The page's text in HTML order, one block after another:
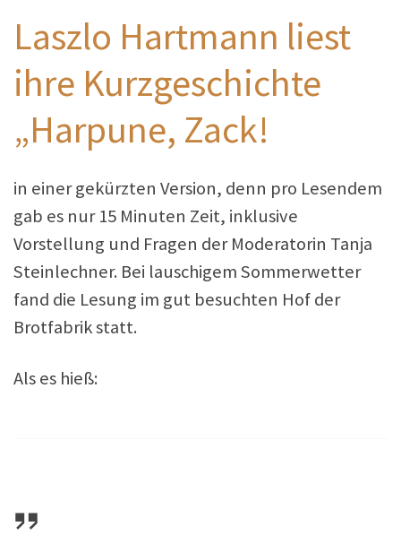
Laszlo Hartmann liest
ihre Kurzgeschichte
„Harpune, Zack!
in einer gekürzten Version, denn pro Lesendem
gab es nur 15 Minuten Zeit, inklusive
Vorstellung und Fragen der Moderatorin Tanja
Steinlechner. Bei lauschigem Sommerwetter
fand die Lesung im gut besuchten Hof der
Brotfabrik statt.
Als es hieß: